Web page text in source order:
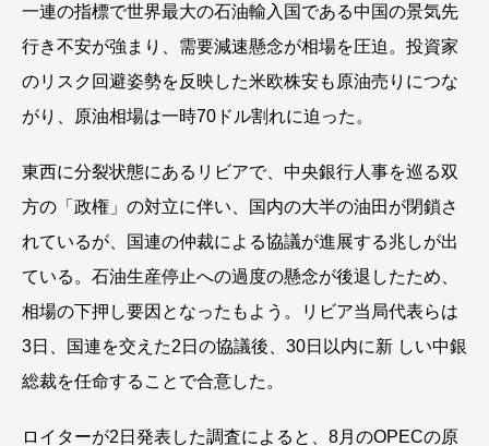
一連の指標で世界最大の石油輸入国である中国の景気先
行き不安が強まり、需要減速懸念が相場を圧迫。投資家
のリスク回避姿勢を反映した米欧株安も原油売りにつな
がり、原油相場は一時70ドル割れに迫った。
東西に分裂状態にあるリビアで、中央銀行人事を巡る双
方の「政権」の対立に伴い、国内の大半の油田が閉鎖さ
れているが、国連の仲裁による協議が進展する兆しが出
ている。石油生産停止への過度の懸念が後退したため、
相場の下押し要因となったもよう。リビア当局代表らは
3日、国連を交えた2日の協議後、30日以内に新 しい中銀
総裁を任命することで合意した。
ロイターが2日発表した調査によると、8月のOPECの原